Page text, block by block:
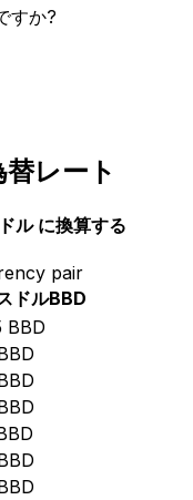
すか?
レート
ル に換算する
pair
ドルBBD
BBD